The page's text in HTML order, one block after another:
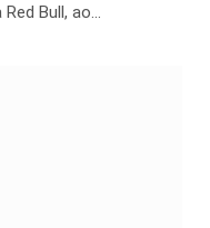
Bull, ao…